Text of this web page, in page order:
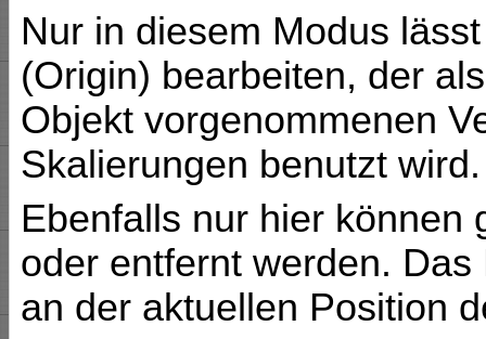
Nur in diesem Modus
(Origin) bearbeiten, der
Objekt vorgenommenen
Skalierungen benutzt wird.
Ebenfalls nur hier können
oder entfernt werden.
an der aktuellen Position